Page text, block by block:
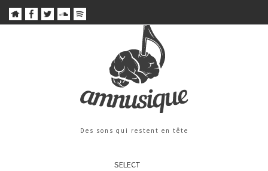
Des sons qui restent en tête
SELECT